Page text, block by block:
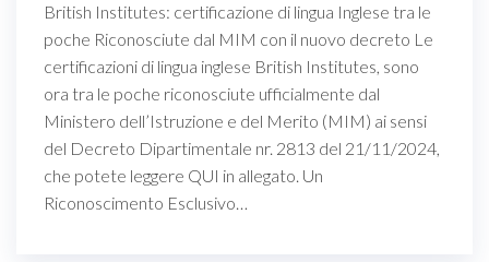
British Institutes: certificazione di lingua Inglese tra le
poche Riconosciute dal MIM con il nuovo decreto Le
certificazioni di lingua inglese British Institutes, sono
ora tra le poche riconosciute ufficialmente dal
Ministero dell’Istruzione e del Merito (MIM) ai sensi
del Decreto Dipartimentale nr. 2813 del 21/11/2024,
che potete leggere QUI in allegato. Un
Riconoscimento Esclusivo…